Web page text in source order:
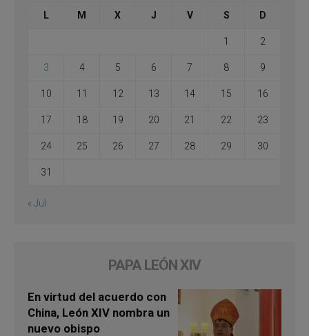
L M X J V S D
1 2
3 4 5 6 7 8 9
10 11 12 13 14 15 16
17 18 19 20 21 22 23
24 25 26 27 28 29 30
31
« Jul
PAPA LEÓN XIV
En virtud del acuerdo con
China, León XIV nombra un
nuevo obispo